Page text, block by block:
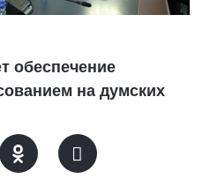
обеспечение
на думских